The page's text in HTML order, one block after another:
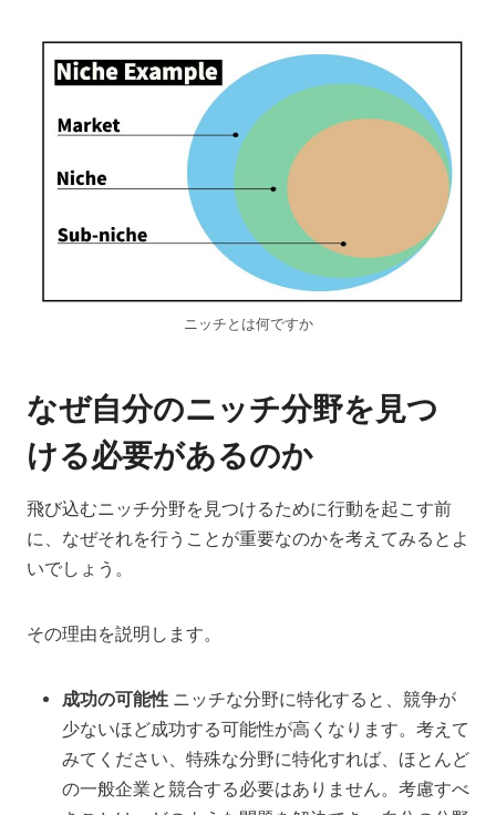
ニッチとは何ですか
なぜ自分のニッチ分野を見つ
ける必要があるのか
飛び込むニッチ分野を見つけるために行動を起こす前
に、なぜそれを行うことが重要なのかを考えてみるとよ
いでしょう。
その理由を説明します。
成功の可能性 ニッチな分野に特化すると、競争が
少ないほど成功する可能性が高くなります。考えて
みてください、特殊な分野に特化すれば、ほとんど
の一般企業と競合する必要はありません。考慮すべ